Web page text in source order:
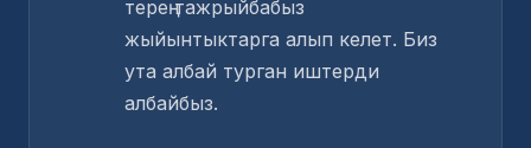
терең тажрыйбабыз
жыйынтыктарга алып келет. Биз
ута албай турган иштерди
албайбыз.